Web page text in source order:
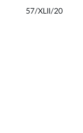
57/XLII/20